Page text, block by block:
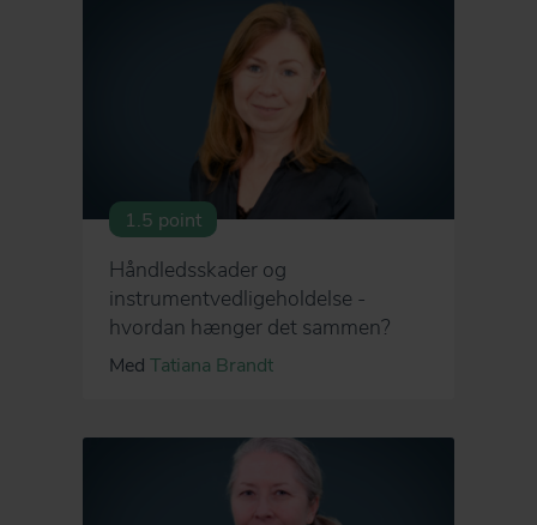
1.5 point
Håndledsskader og
instrumentvedligeholdelse -
hvordan hænger det sammen?
Med Tatiana Brandt